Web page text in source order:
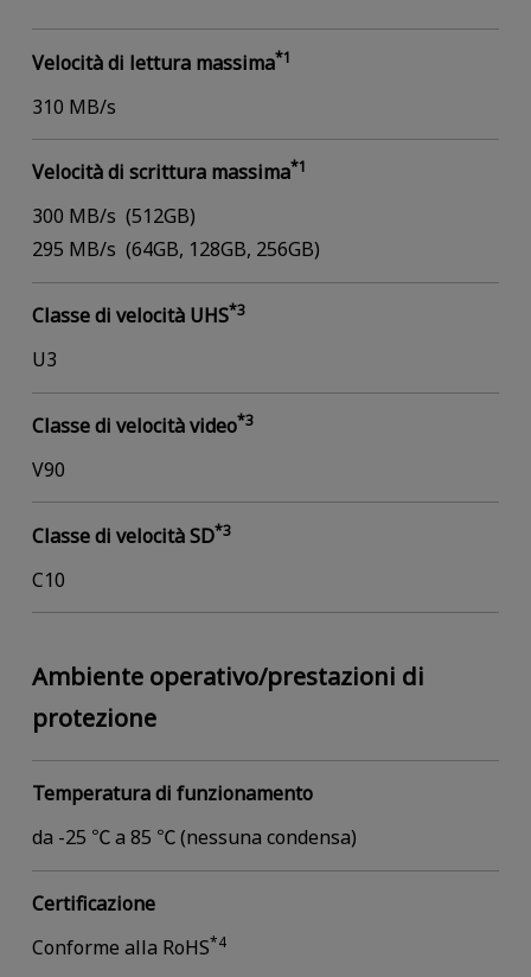
Velocità di lettura massima*1
310 MB/s
Velocità di scrittura massima*1
300 MB/s (512GB)
295 MB/s (64GB, 128GB, 256GB)
Classe di velocità UHS*3
U3
Classe di velocità video*3
V90
Classe di velocità SD*3
C10
Ambiente operativo/prestazioni di
protezione
Temperatura di funzionamento
da -25 ℃ a 85 ℃ (nessuna condensa)
Certificazione
Conforme alla RoHS*4